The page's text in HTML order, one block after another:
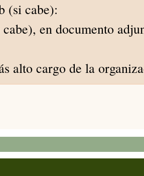
(si cabe):
en documento
alto cargo de la